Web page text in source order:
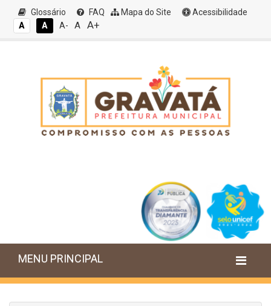
Glossário FAQ Mapa do Site
Acessibilidade
A
A A- A A+
MENU PRINCIPAL